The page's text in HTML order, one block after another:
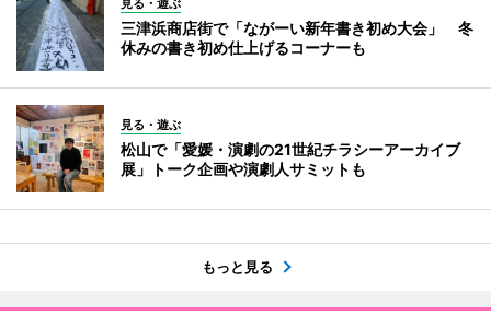
見る・遊ぶ
三津浜商店街で「ながーい新年書き初め大会」 冬
休みの書き初め仕上げるコーナーも
見る・遊ぶ
松山で「愛媛・演劇の21世紀チラシーアーカイブ
展」トーク企画や演劇人サミットも
もっと見る